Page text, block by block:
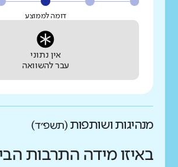
דומה לממוצע
אין נתוני
עבר להשוואה
מנהיגות ושותפות (תשפ״ד)
באיזו מידה התרבות